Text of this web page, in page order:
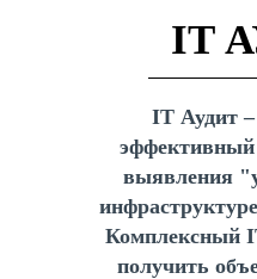
IT
IT Аудит –
эффективный
выявления
Комплексный
получить